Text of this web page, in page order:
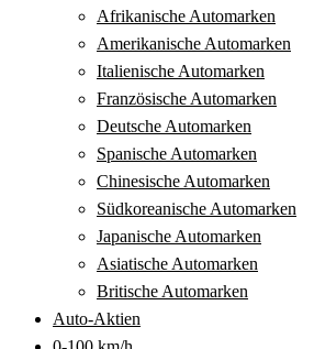
Afrikanische Automarken
Amerikanische Automarken
Italienische Automarken
Französische Automarken
Deutsche Automarken
Spanische Automarken
Chinesische Automarken
Südkoreanische Automarken
Japanische Automarken
Asiatische Automarken
Britische Automarken
Auto-Aktien